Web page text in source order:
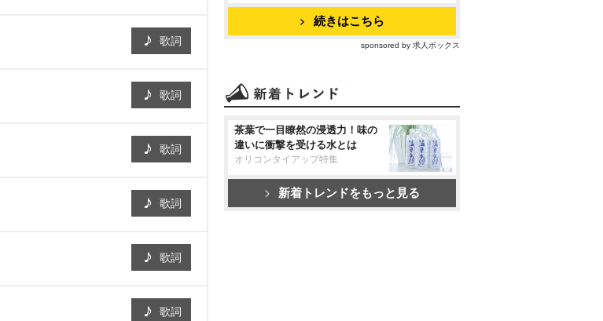
歌詞
歌詞
歌詞
歌詞
歌詞
歌詞
続きはこちら
sponsored by 求人ボックス
茶葉で一目瞭然の浸透力！味の
違いに衝撃を受ける水とは
オリコンタイアップ特集
新着トレンドをもっと見る